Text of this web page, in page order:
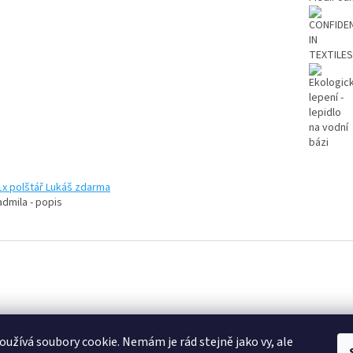
soubory cookie. Nemám je rád stejně jako vy, ale